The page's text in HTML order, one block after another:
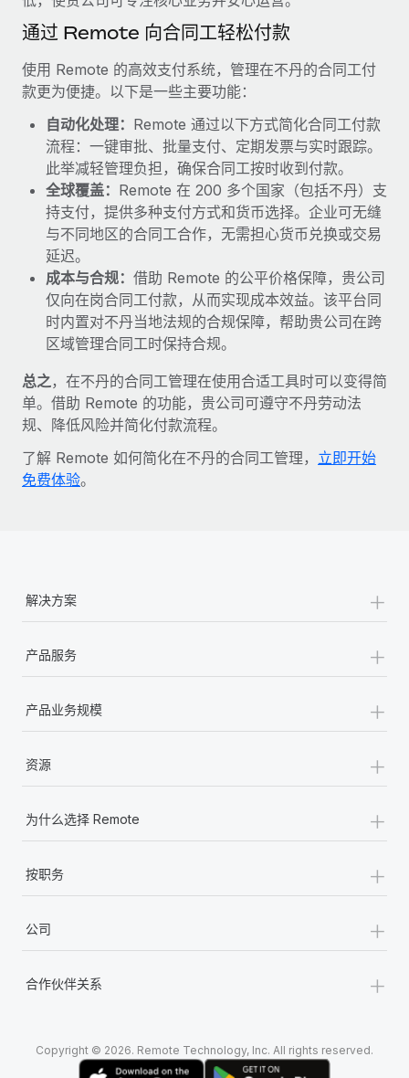
通过 Remote 向合同工轻松付款
使用 Remote 的高效支付系统，管理在不丹的合同工付
款更为便捷。以下是一些主要功能：
自动化处理： Remote 通过以下方式简化合同工付款
流程：一键审批、批量支付、定期发票与实时跟踪。
此举减轻管理负担，确保合同工按时收到付款。
全球覆盖： Remote 在 200 多个国家（包括不丹）支
持支付，提供多种支付方式和货币选择。企业可无缝
与不同地区的合同工合作，无需担心货币兑换或交易
延迟。
成本与合规： 借助 Remote 的公平价格保障，贵公司
仅向在岗合同工付款，从而实现成本效益。该平台同
时内置对不丹当地法规的合规保障，帮助贵公司在跨
区域管理合同工时保持合规。
总之 ，在不丹的合同工管理在使用合适工具时可以变得简
单。借助 Remote 的功能，贵公司可遵守不丹劳动法
规、降低风险并简化付款流程。
了解 Remote 如何简化在不丹的合同工管理， 立即开始
免费体验。
解决方案 +
产品服务 +
产品业务规模 +
资源 +
为什么选择 Remote +
按职务 +
公司 +
合作伙伴关系 +
Copyright © 2026. Remote Technology, Inc. All rights reserved.